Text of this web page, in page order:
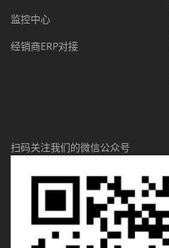
监控中心
经销商ERP对接
扫码关注我们的微信公众号